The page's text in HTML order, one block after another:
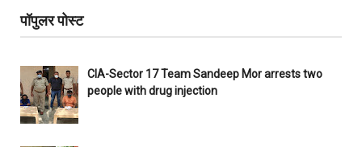
पॉपुलर पोस्ट
CIA-Sector 17 Team Sandeep Mor arrests two
people with drug injection